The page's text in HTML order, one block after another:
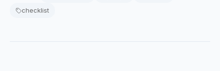
checklist